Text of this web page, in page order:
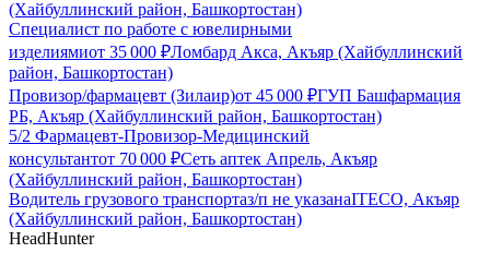
(Хайбуллинский район, Башкортостан)
Специалист по работе с ювелирными
изделиямиот 35 000 ₽Ломбард Акса, Акъяр (Хайбуллинский
район, Башкортостан)
Провизор/фармацевт (Зилаир)от 45 000 ₽ГУП Башфармация
РБ, Акъяр (Хайбуллинский район, Башкортостан)
5/2 Фармацевт-Провизор-Медицинский
консультантот 70 000 ₽Сеть аптек Апрель, Акъяр
(Хайбуллинский район, Башкортостан)
Водитель грузового транспортаз/п не указанаITECO, Акъяр
(Хайбуллинский район, Башкортостан)
HeadHunter